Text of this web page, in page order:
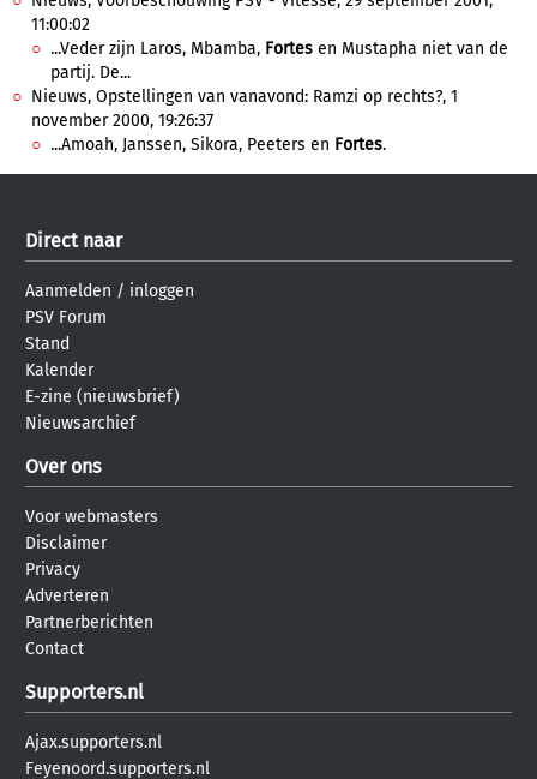
11:00:02
...Veder zijn Laros, Mbamba, Fortes en Mustapha niet van de
partij. De...
Nieuws, Opstellingen van vanavond: Ramzi op rechts?, 1
november 2000, 19:26:37
...Amoah, Janssen, Sikora, Peeters en Fortes.
Direct naar
Aanmelden / inloggen
PSV Forum
Stand
Kalender
E-zine (nieuwsbrief)
Nieuwsarchief
Over ons
Voor webmasters
Disclaimer
Privacy
Adverteren
Partnerberichten
Contact
Supporters.nl
Ajax.supporters.nl
Feyenoord.supporters.nl